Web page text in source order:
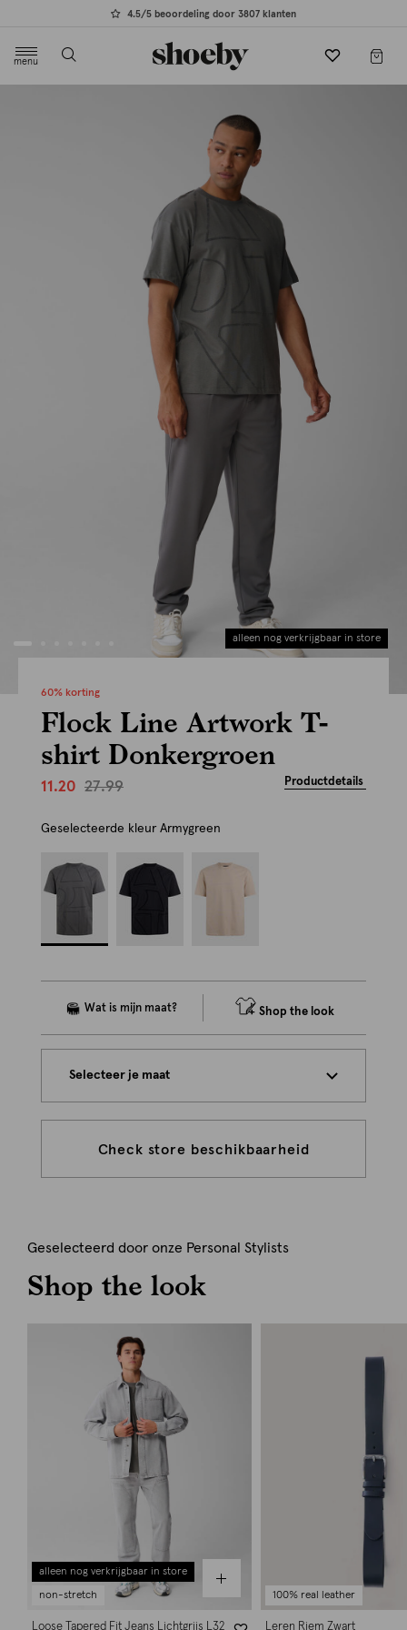
4.5/5 beoordeling door 3807 klanten
menu
alleen nog verkrijgbaar in store
60% korting
Flock Line Artwork T-
shirt Donkergroen
11.20 27.99 Productdetails
Geselecteerde kleur Armygreen
Shop the look
Selecteer je maat
Check store beschikbaarheid
Geselecteerd door onze Personal Stylists
Shop the look
alleen nog verkrijgbaar in store
non-stretch
Loose Tapered Fit Jeans Lichtgrijs L32
100% real leather
Leren Riem Zwart